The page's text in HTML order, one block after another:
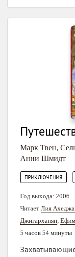
Марк Твен,
Анни Шмидт
ПРИКЛЮЧЕНИЯ
Год выхода: 2006
Читает Лия
Джигарханян,
5 часов 54 минуты